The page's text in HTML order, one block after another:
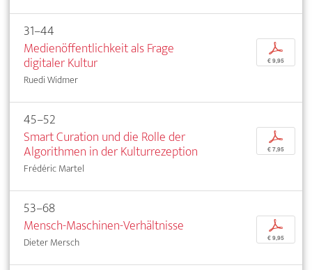
31–44
Medienöffentlichkeit als Frage
digitaler Kultur
Ruedi Widmer
p
€ 9,95
45–52
Smart Curation und die Rolle der
Algorithmen in der Kulturrezeption
Frédéric Martel
p
€ 7,95
53–68
Mensch-Maschinen-Verhältnisse
Dieter Mersch
p
€ 9,95